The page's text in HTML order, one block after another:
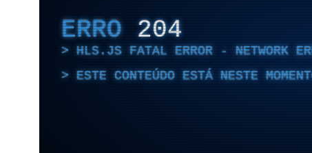
ERRO 204
HLS.JS FATAL ERROR - NETWORK
ESTE CONTEÚDO ESTÁ NESTE